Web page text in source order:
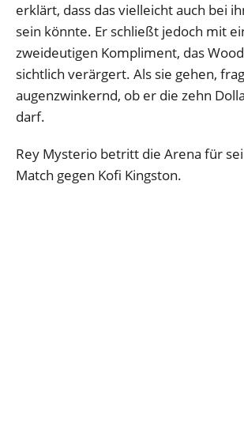
erklärt, dass das vielleicht auch bei
sein könnte. Er schließt jedoch mit
zweideutigen Kompliment, das
sichtlich verärgert. Als sie gehen,
augenzwinkernd, ob er die zehn
darf.
Rey Mysterio betritt die Arena für
Match gegen Kofi Kingston.